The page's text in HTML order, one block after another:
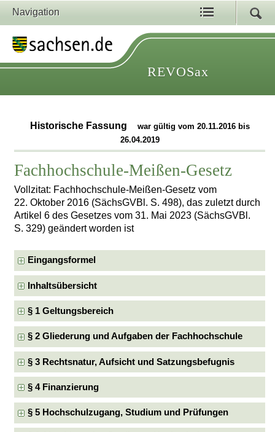
Navigation
REVOSax
Historische Fassung
war gültig vom 20.11.2016 bis
26.04.2019
Fachhochschule-Meißen-Gesetz
Vollzitat: Fachhochschule-Meißen-Gesetz vom
22. Oktober 2016 (SächsGVBl. S. 498), das zuletzt durch
Artikel 6 des Gesetzes vom 31. Mai 2023 (SächsGVBl.
S. 329) geändert worden ist
Eingangsformel
Inhaltsübersicht
§ 1 Geltungsbereich
§ 2 Gliederung und Aufgaben der Fachhochschule
§ 3 Rechtsnatur, Aufsicht und Satzungsbefugnis
§ 4 Finanzierung
§ 5 Hochschulzugang, Studium und Prüfungen